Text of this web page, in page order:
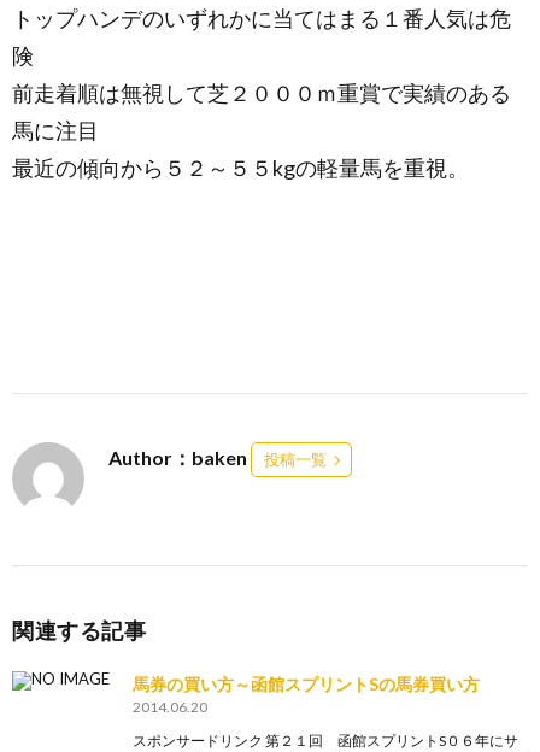
トップハンデのいずれかに当てはまる１番人気は危
険
前走着順は無視して芝２０００ｍ重賞で実績のある
馬に注目
最近の傾向から５２～５５kgの軽量馬を重視。
Author：baken 投稿一覧
関連する記事
馬券の買い方～函館スプリントSの馬券買い方
2014.06.20
スポンサードリンク 第２１回 函館スプリントS０６年にサ